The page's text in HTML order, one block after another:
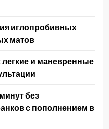
иглопробивных
матов
и маневренные
без
с пополнением в